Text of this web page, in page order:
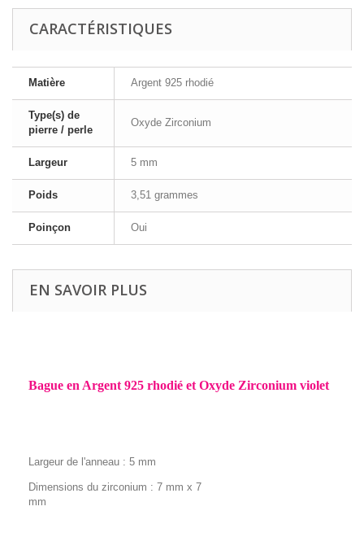
CARACTÉRISTIQUES
Matière Argent 925 rhodié
Type(s) de
pierre / perle
Oxyde Zirconium
Largeur 5 mm
Poids 3,51 grammes
Poinçon Oui
EN SAVOIR PLUS
Bague en Argent 925 rhodié et Oxyde Zirconium violet
Largeur de l'anneau : 5 mm
Dimensions du zirconium : 7 mm x 7
mm